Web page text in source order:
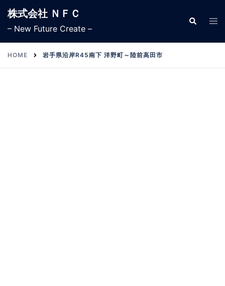
株式会社 ＮＦＣ
– New Future Create –
HOME 岩手県沿岸R45南下 洋野町～陸前高田市